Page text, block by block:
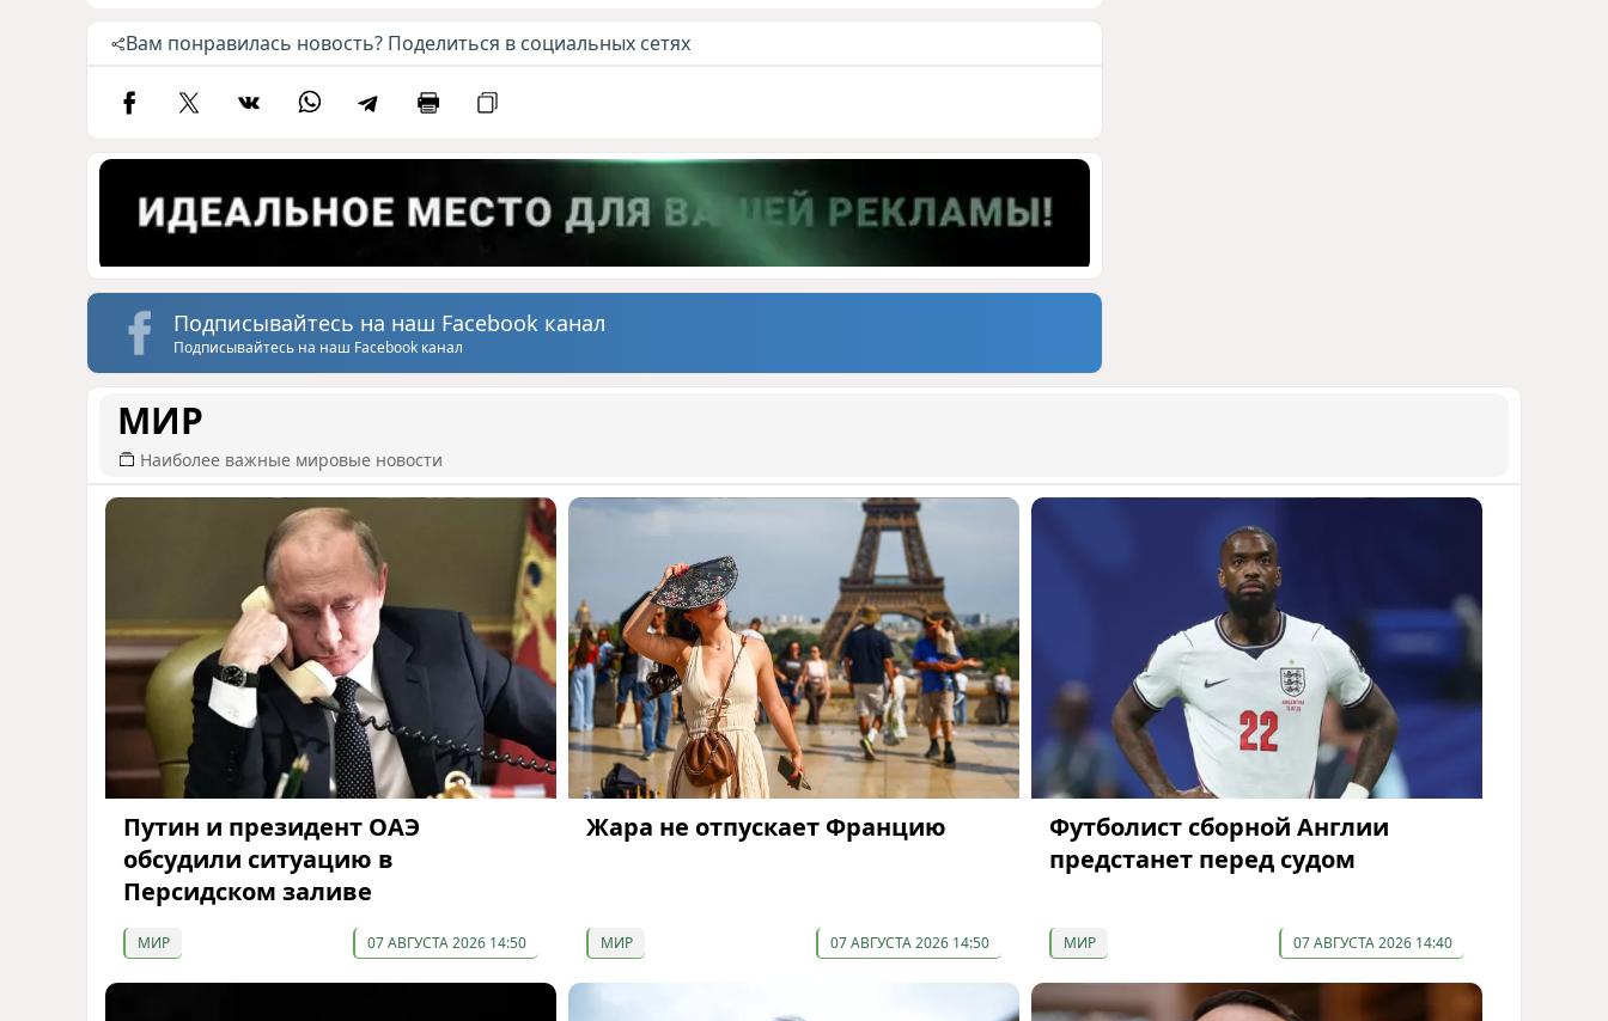
Вам понравилась новость? Поделиться в социальных сетях
Подписывайтесь на наш Facebook канал
Подписывайтесь на наш Facebook канал
МИР
Наиболее важные мировые новости
Путин и президент ОАЭ
обсудили ситуацию в
Персидском заливе
МИР 07 АВГУСТА 2026 14:50
Жара не отпускает Францию
МИР 07 АВГУСТА 2026 14:50
Футболист сборной Англии
предстанет перед судом
МИР 07 АВГУСТА 2026 14:40